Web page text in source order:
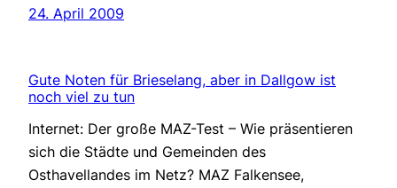
24. April 2009
Gute Noten für Brieselang, aber in Dallgow ist
noch viel zu tun
Internet: Der große MAZ-Test – Wie präsentieren
sich die Städte und Gemeinden des
Osthavellandes im Netz? MAZ Falkensee,